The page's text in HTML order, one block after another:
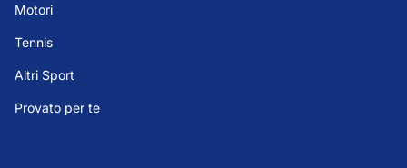
Motori
Tennis
Altri Sport
Provato per te